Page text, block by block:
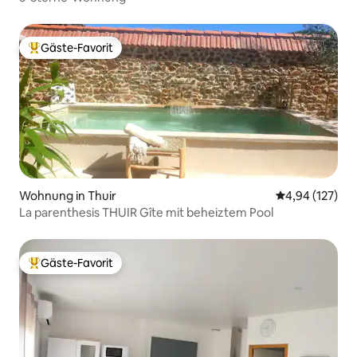
Beliebter Gäste-Favorit.
Gäste-Favorit
Wohnung in Thuir
4,94 (127)
La parenthesis THUIR Gîte mit beheiztem Pool
Beliebter Gäste-Favorit.
Gäste-Favorit